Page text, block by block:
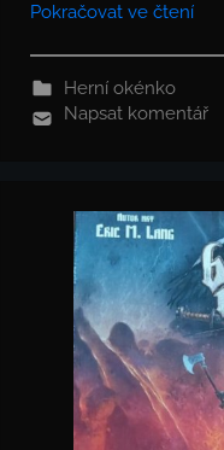
Pokračovat ve čtení
Herní okénko
Napsat komentář